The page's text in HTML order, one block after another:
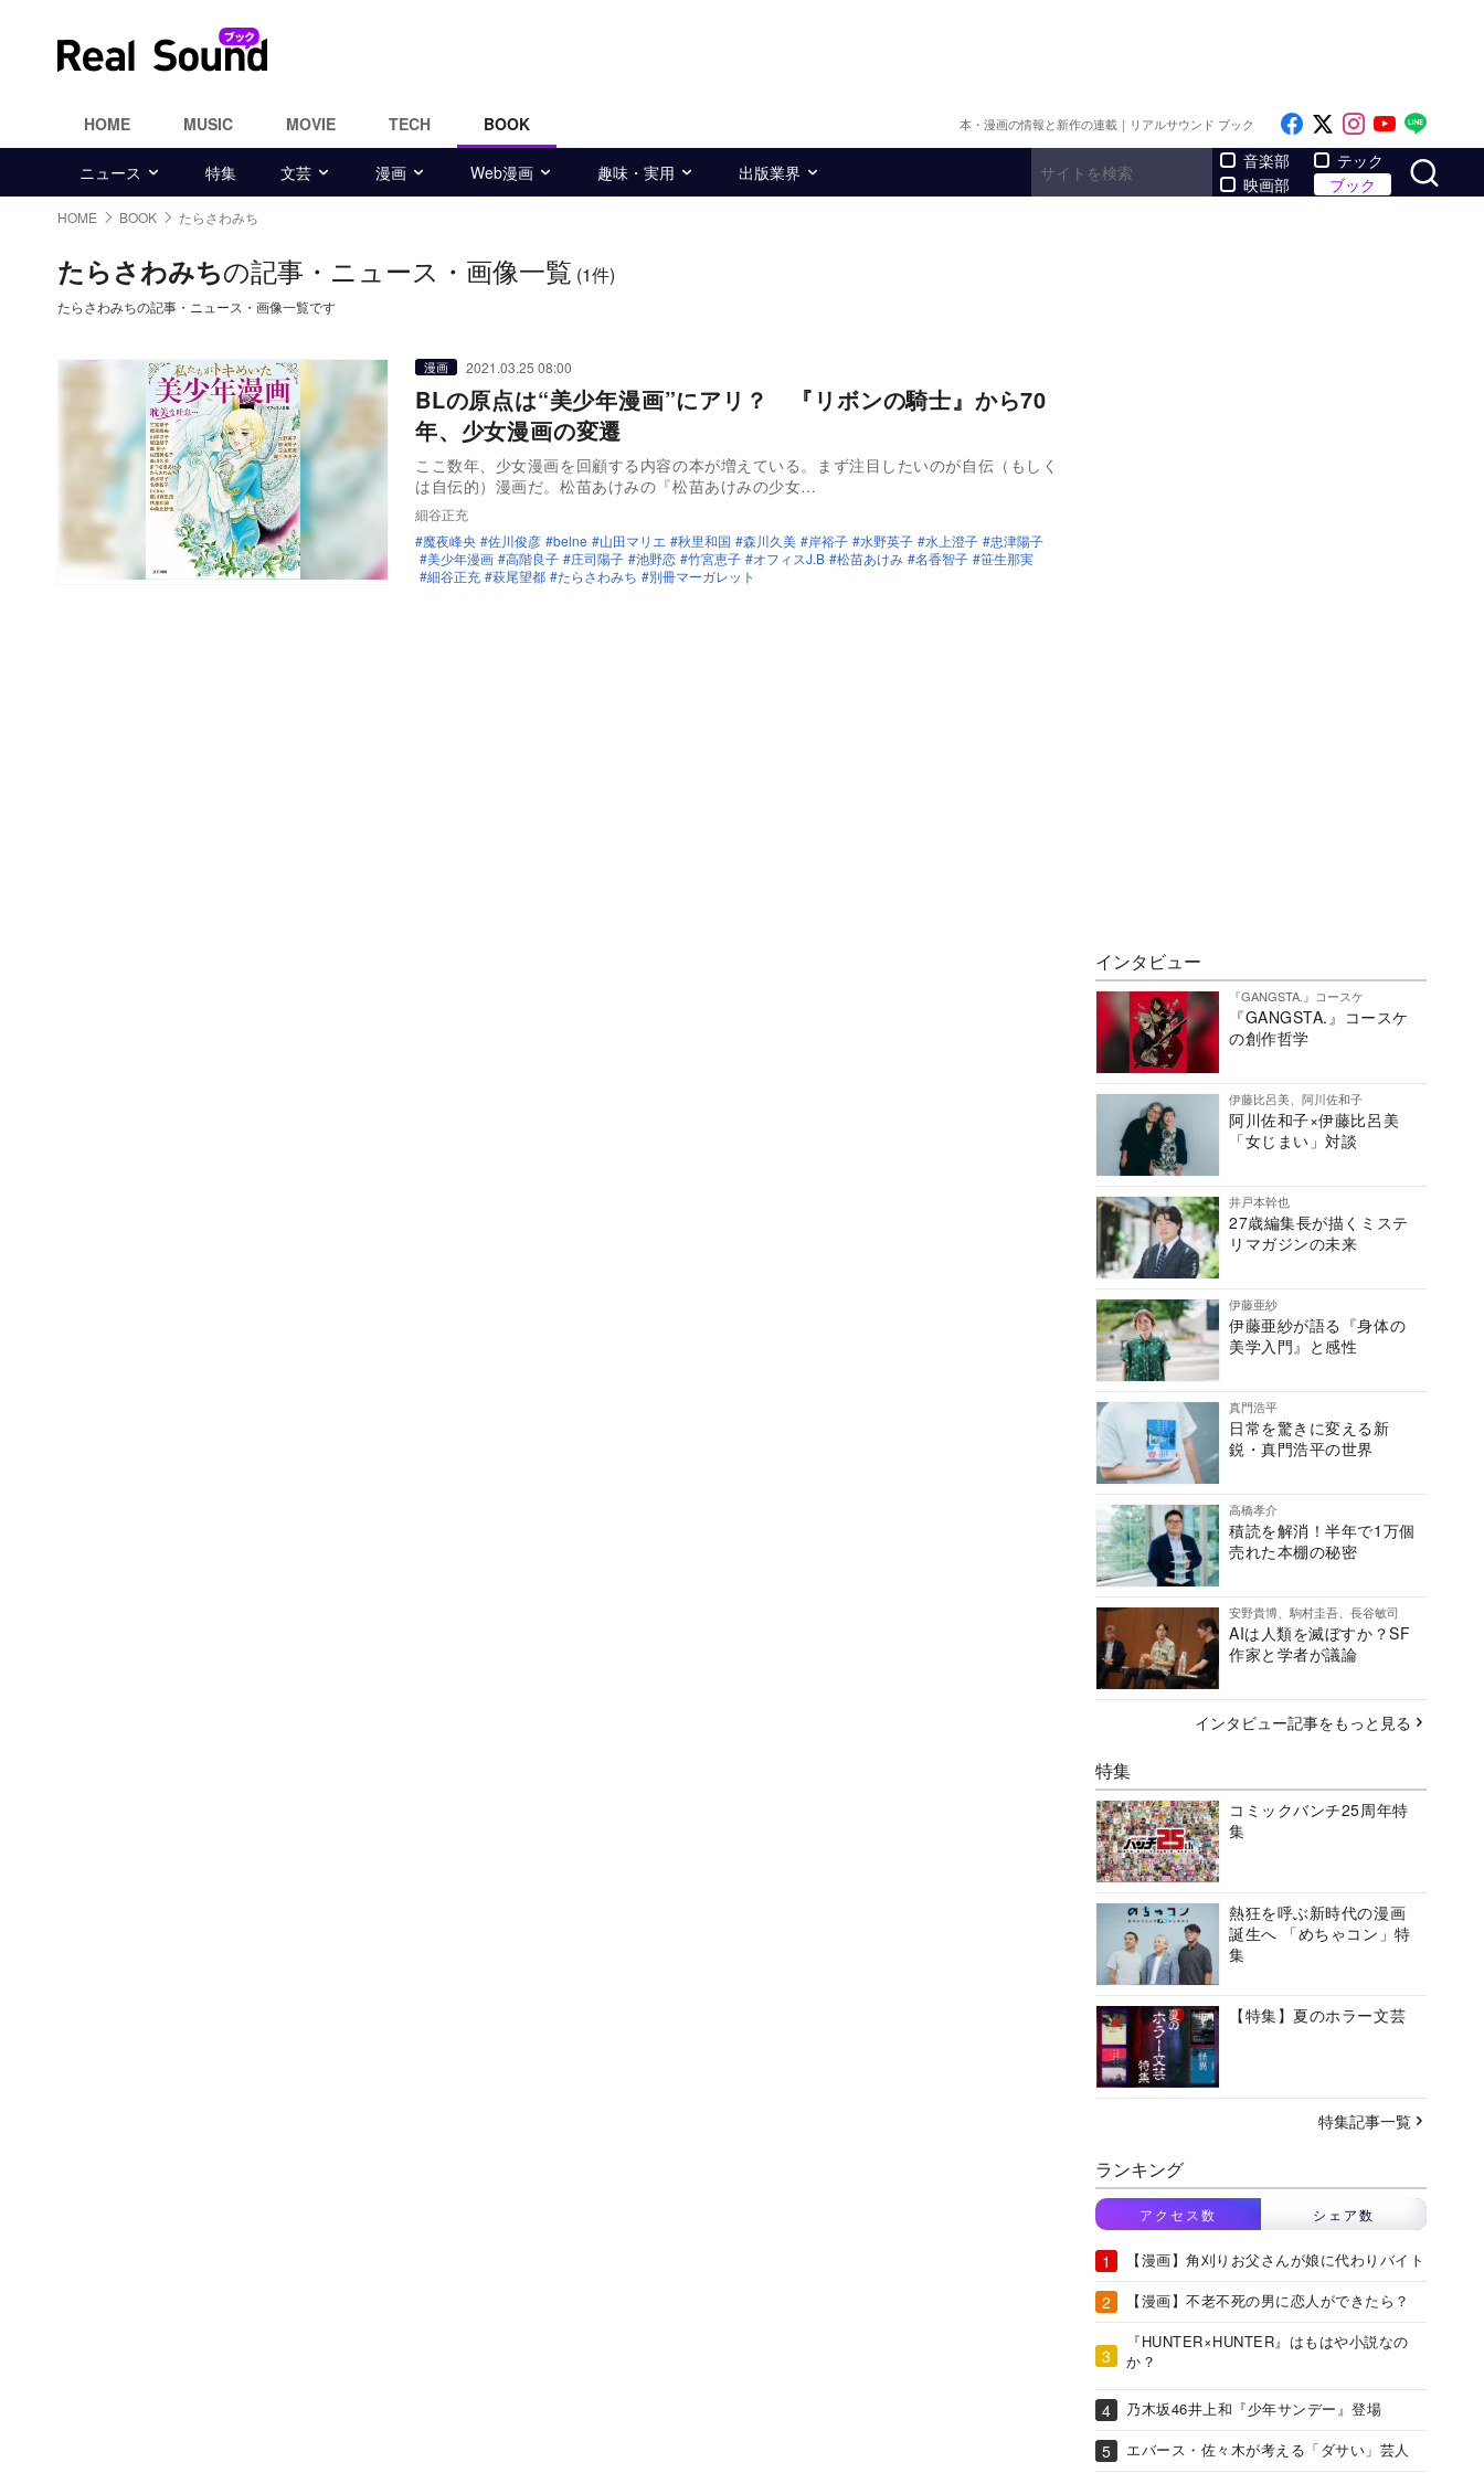
HOME MUSIC MOVIE TECH BOOK 本・漫画の情報と新作の連載｜リアルサウンド ブック Like on Facebook
Follow on x
Follow on
Follow
ニュース 特集 文芸 漫画 Web漫画 趣味・実用 出版業界
音楽部
映画部
テック
ブック
HOME BOOK たらさわみち
たらさわみちの記事・ニュース・画像一覧 (1件)
たらさわみちの記事・ニュース・画像一覧です
漫画 2021.03.25 08:00
BLの原点は“美少年漫画”にアリ？ 『リボンの騎士』から70
年、少女漫画の変遷
ここ数年、少女漫画を回顧する内容の本が増えている。まず注目したいのが自伝（もしく
は自伝的）漫画だ。松苗あけみの『松苗あけみの少女…
細谷正充
魔夜峰央
佐川俊彦 belne 山田マリエ 秋里和国 森川久美 岸裕子 水野英子 水上澄子
忠津陽子
美少年漫画
高階良子 庄司陽子 池野恋 竹宮恵子 オフィスJ.B 松苗あけみ 名香智子
笹生那実
細谷正充
萩尾望都 たらさわみち 別冊マーガレット
インタビュー
『GANGSTA.』コースケ
『GANGSTA.』コースケ
の創作哲学
伊藤比呂美、阿川佐和子
阿川佐和子×伊藤比呂美
「女じまい」対談
井戸本幹也
27歳編集長が描くミステ
リマガジンの未来
伊藤亜紗
伊藤亜紗が語る『身体の
美学入門』と感性
真門浩平
日常を驚きに変える新
鋭・真門浩平の世界
高橋孝介
積読を解消！半年で1万個
売れた本棚の秘密
安野貴博、駒村圭吾、長谷敏司
AIは人類を滅ぼすか？SF
作家と学者が議論
インタビュー記事をもっと見る
特集
コミックバンチ25周年特
集
熱狂を呼ぶ新時代の漫画
誕生へ 「めちゃコン」特
集
【特集】夏のホラー文芸
特集記事一覧
ランキング
アクセス数 シェア数
【漫画】角刈りお父さんが娘に代わりバイト
【漫画】不老不死の男に恋人ができたら？
『HUNTER×HUNTER』はもはや小説なの
か？
乃木坂46井上和『少年サンデー』登場
エバース・佐々木が考える「ダサい」芸人